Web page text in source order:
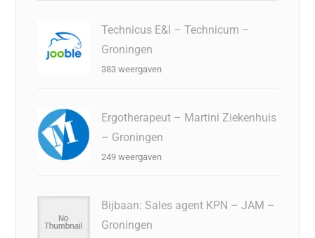
Technicus E&I – Technicum –
Groningen
383 weergaven
Ergotherapeut – Martini Ziekenhuis
– Groningen
249 weergaven
Bijbaan: Sales agent KPN – JAM –
Groningen